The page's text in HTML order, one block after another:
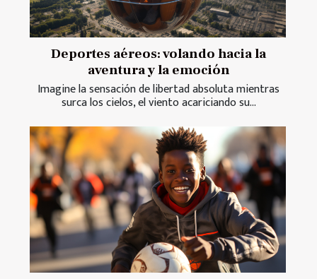
Deportes aéreos: volando hacia la
aventura y la emoción
Imagine la sensación de libertad absoluta mientras
surca los cielos, el viento acariciando su...